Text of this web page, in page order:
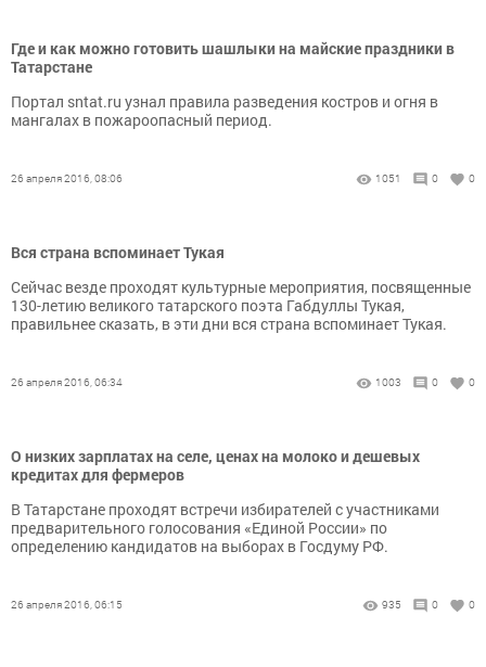
Где и как можно готовить шашлыки на майские праздники в
Татарстане
Портал sntat.ru узнал правила разведения костров и огня в
мангалах в пожароопасный период.
26 апреля 2016, 08:06 1051 0 0
Вся страна вспоминает Тукая
Сейчас везде проходят культурные мероприятия, посвященные
130-летию великого татарского поэта Габдуллы Тукая,
правильнее сказать, в эти дни вся страна вспоминает Тукая.
26 апреля 2016, 06:34 1003 0 0
О низких зарплатах на селе, ценах на молоко и дешевых
кредитах для фермеров
В Татарстане проходят встречи избирателей с участниками
предварительного голосования «Единой России» по
определению кандидатов на выборах в Госдуму РФ.
26 апреля 2016, 06:15 935 0 0